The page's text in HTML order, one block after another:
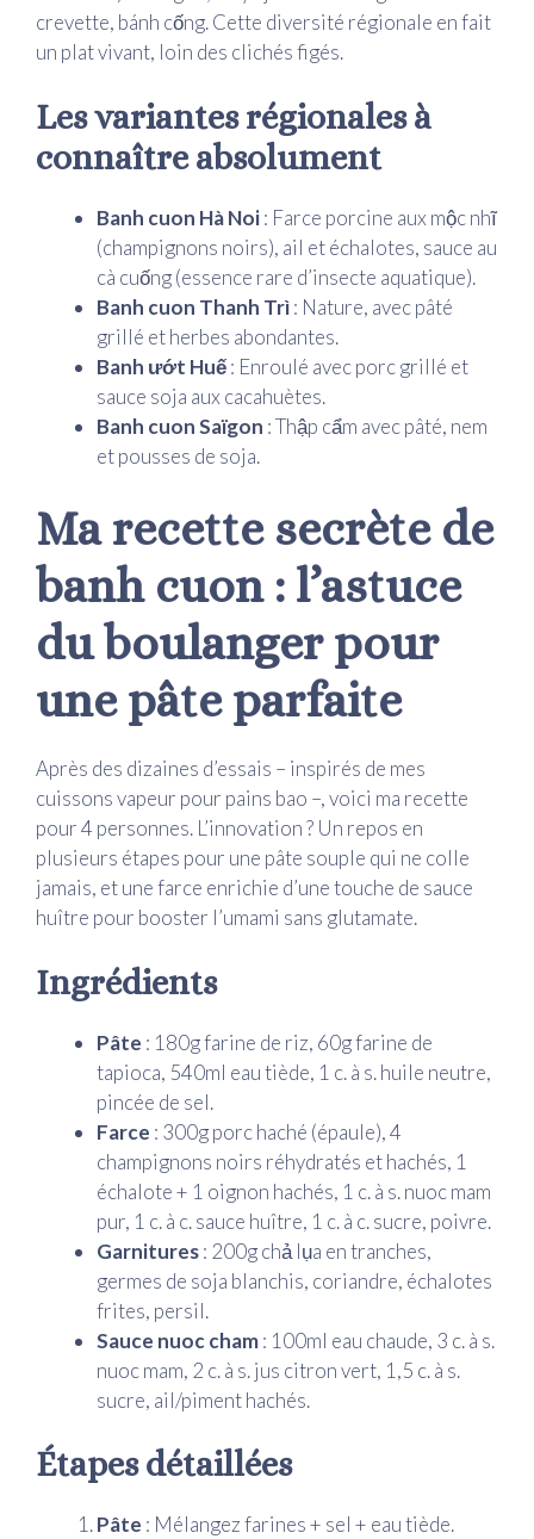
crevette, bánh cống. Cette diversité régionale en fait
un plat vivant, loin des clichés figés.
Les variantes régionales à
connaître absolument
Banh cuon Hà Noi: Farce porcine aux mộc nhĩ
(champignons noirs), ail et échalotes, sauce au
cà cuống (essence rare d’insecte aquatique).
Banh cuon Thanh Trì: Nature, avec pâté
grillé et herbes abondantes.
Banh ướt Huế: Enroulé avec porc grillé et
sauce soja aux cacahuètes.
Banh cuon Saïgon : Thập cẩm avec pâté, nem
et pousses de soja.
Ma recette secrète de
banh cuon : l’astuce
du boulanger pour
une pâte parfaite
Après des dizaines d’essais – inspirés de mes
cuissons vapeur pour pains bao –, voici ma recette
pour 4 personnes. L’innovation ? Un repos en
plusieurs étapes pour une pâte souple qui ne colle
jamais, et une farce enrichie d’une touche de sauce
huître pour booster l’umami sans glutamate.
Ingrédients
Pâte : 180g farine de riz, 60g farine de
tapioca, 540ml eau tiède, 1 c. à s. huile neutre,
pincée de sel.
Farce : 300g porc haché (épaule), 4
champignons noirs réhydratés et hachés, 1
échalote + 1 oignon hachés, 1 c. à s. nuoc mam
pur, 1 c. à c. sauce huître, 1 c. à c. sucre, poivre.
Garnitures: 200g chả lụa en tranches,
germes de soja blanchis, coriandre, échalotes
frites, persil.
Sauce nuoc cham: 100ml eau chaude, 3 c. à s.
nuoc mam, 2 c. à s. jus citron vert, 1,5 c. à s.
sucre, ail/piment hachés.
Étapes détaillées
Pâte : Mélangez farines + sel + eau tiède.